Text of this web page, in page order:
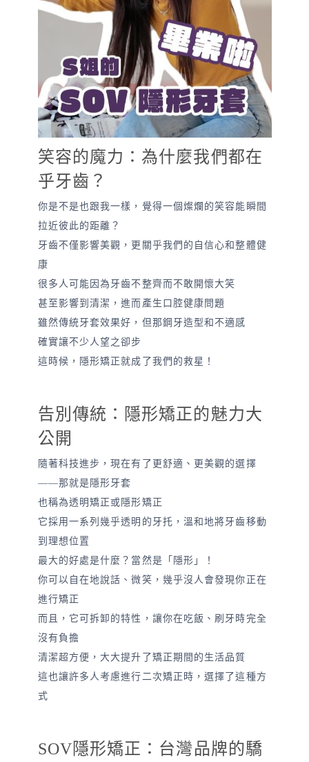
笑容的魔力：為什麼我們都在
乎牙齒？
你是不是也跟我一樣，覺得一個燦爛的笑容能瞬間
拉近彼此的距離？
牙齒不僅影響美觀，更關乎我們的自信心和整體健
康
很多人可能因為牙齒不整齊而不敢開懷大笑
甚至影響到清潔，進而產生口腔健康問題
雖然傳統牙套效果好，但那鋼牙造型和不適感
確實讓不少人望之卻步
這時候，隱形矯正就成了我們的救星！
告別傳統：隱形矯正的魅力大
公開
隨著科技進步，現在有了更舒適、更美觀的選擇
——那就是隱形牙套
也稱為透明矯正或隱形矯正
它採用一系列幾乎透明的牙托，溫和地將牙齒移動
到理想位置
最大的好處是什麼？當然是「隱形」！
你可以自在地說話、微笑，幾乎沒人會發現你正在
進行矯正
而且，它可拆卸的特性，讓你在吃飯、刷牙時完全
沒有負擔
清潔超方便，大大提升了矯正期間的生活品質
這也讓許多人考慮進行二次矯正時，選擇了這種方
式
SOV隱形矯正：台灣品牌的驕